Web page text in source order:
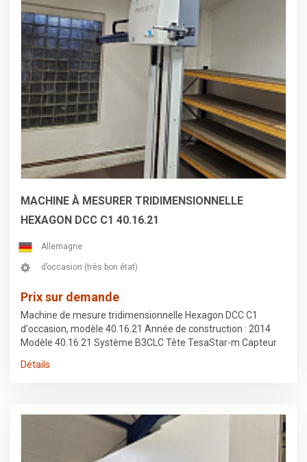
MACHINE À MESURER TRIDIMENSIONNELLE
HEXAGON DCC C1 40.16.21
Allemagne
d’occasion (très bon état)
Prix sur demande
Machine de mesure tridimensionnelle Hexagon DCC C1
d'occasion, modèle 40.16.21 Année de construction : 2014
Modèle 40.16.21 Système B3CLC Tête TesaStar-m Capteur
Déplacement sur l'axe Y : 1 600 mm Distance de
directement par le fabricant, Hexagon Metrology.
Détails